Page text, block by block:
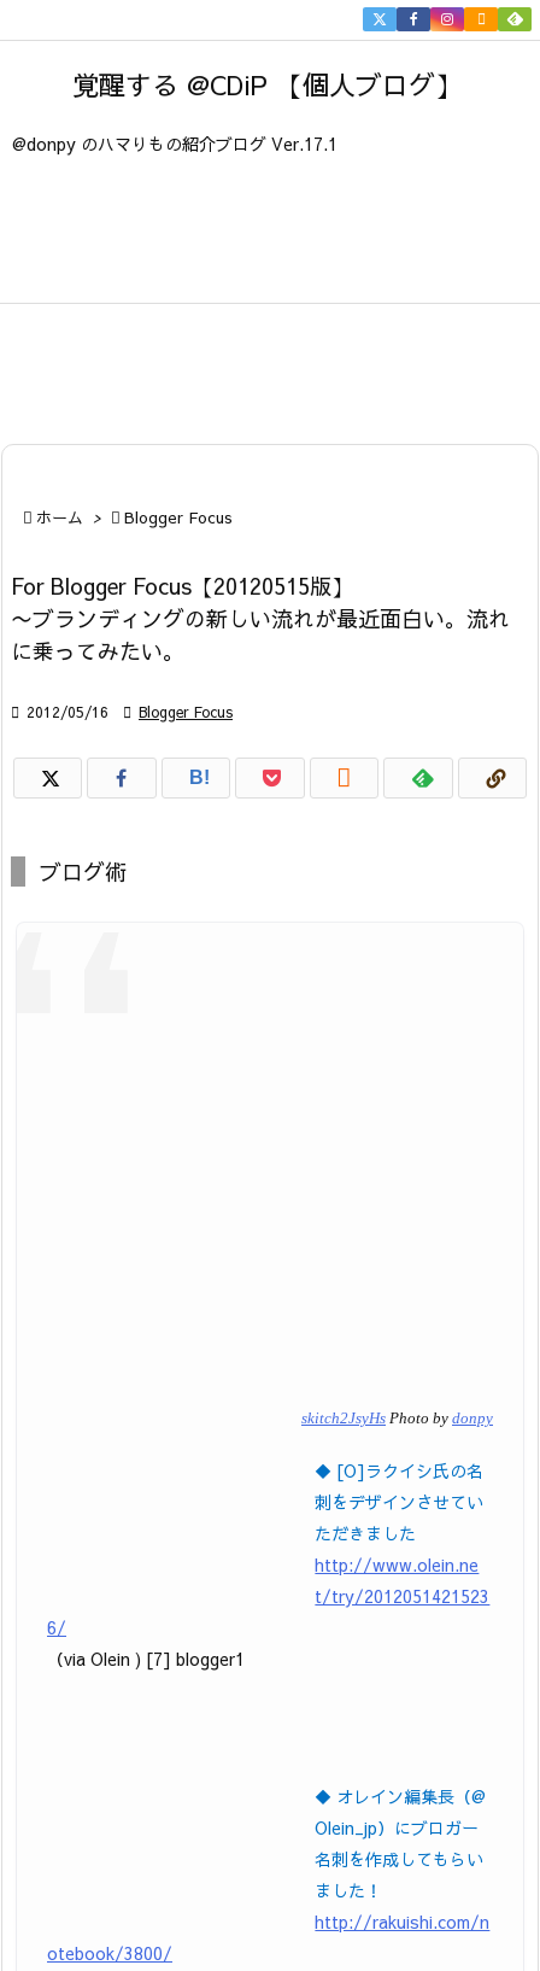
覚醒する @CDiP 【個人ブログ】
@donpy のハマりもの紹介ブログ Ver.17.1


 ホーム >  Blogger Focus
For Blogger Focus【20120515版】
〜ブランディングの新しい流れが最近面白い。流れ
に乗ってみたい。
 2012/05/16  Blogger Focus
B! 
ブログ術
skitch2JsyHs Photo by donpy
◆ [O]ラクイシ氏の名
刺をデザインさせてい
ただきました
http://www.olein.ne
t/try/2012051421523
6/
（via Olein ) [7] blogger1
◆ オレイン編集長（@
Olein_jp）にブロガー
名刺を作成してもらい
ました！
http://rakuishi.com/n
otebook/3800/